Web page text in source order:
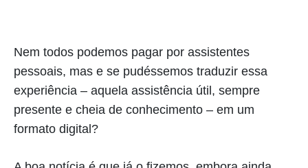
Nem todos podemos pagar por assistentes
pessoais, mas e se pudéssemos traduzir essa
experiência – aquela assistência útil, sempre
presente e cheia de conhecimento – em um
formato digital?